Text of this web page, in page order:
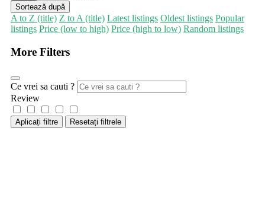
Sortează după
A to Z (title) Z to A (title) Latest listings Oldest listings Popular
listings Price (low to high) Price (high to low) Random listings
More Filters
Ce vrei sa cauti ?
Review
Aplicați filtre Resetați filtrele